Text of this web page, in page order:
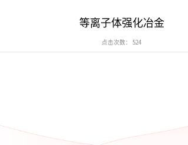
等离子体强化冶金
点击次数： 524